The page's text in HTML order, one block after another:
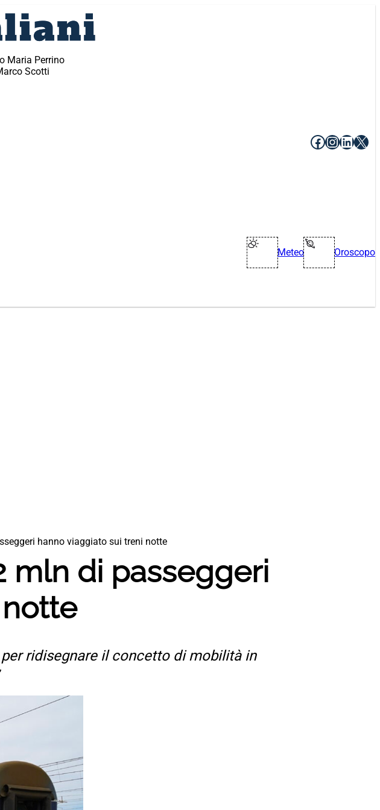
Maria Perrino
Scotti
Facebook
X
Meteo Oroscopo
hanno viaggiato sui treni notte
mln di passeggeri
ridisegnare il concetto di mobilità in